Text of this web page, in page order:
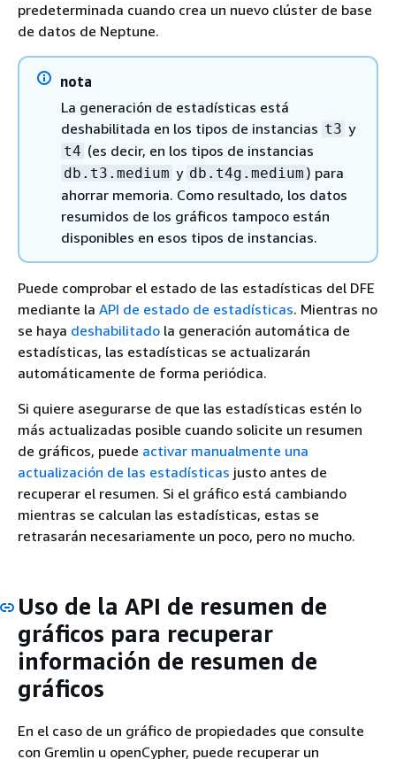
predeterminada cuando crea un nuevo clúster de base
de datos de Neptune.
nota
La generación de estadísticas está
deshabilitada en los tipos de instancias t3 y
t4 (es decir, en los tipos de instancias
db.t3.medium y db.t4g.medium ) para
ahorrar memoria. Como resultado, los datos
resumidos de los gráficos tampoco están
disponibles en esos tipos de instancias.
Puede comprobar el estado de las estadísticas del DFE
mediante la API de estado de estadísticas. Mientras no
se haya deshabilitado la generación automática de
estadísticas, las estadísticas se actualizarán
automáticamente de forma periódica.
Si quiere asegurarse de que las estadísticas estén lo
más actualizadas posible cuando solicite un resumen
de gráficos, puede activar manualmente una
actualización de las estadísticas justo antes de
recuperar el resumen. Si el gráfico está cambiando
mientras se calculan las estadísticas, estas se
retrasarán necesariamente un poco, pero no mucho.
Uso de la API de resumen de
gráficos para recuperar
información de resumen de
gráficos
En el caso de un gráfico de propiedades que consulte
con Gremlin u openCypher, puede recuperar un